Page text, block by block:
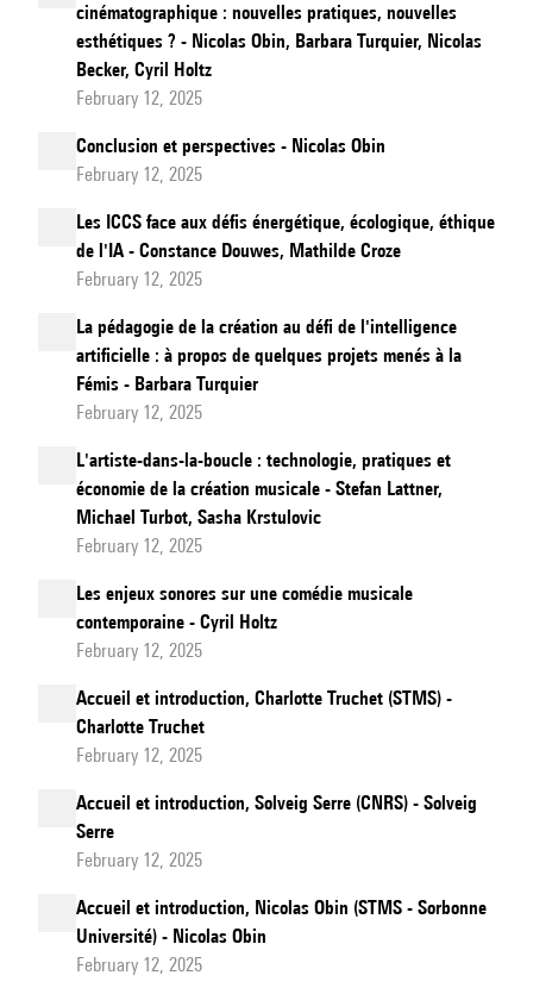
cinématographique : nouvelles pratiques, nouvelles
esthétiques ? - Nicolas Obin, Barbara Turquier, Nicolas
Becker, Cyril Holtz
February 12, 2025
Conclusion et perspectives - Nicolas Obin
February 12, 2025
Les ICCS face aux défis énergétique, écologique, éthique
de l'IA - Constance Douwes, Mathilde Croze
February 12, 2025
La pédagogie de la création au défi de l'intelligence
artificielle : à propos de quelques projets menés à la
Fémis - Barbara Turquier
February 12, 2025
L'artiste-dans-la-boucle : technologie, pratiques et
économie de la création musicale - Stefan Lattner,
Michael Turbot, Sasha Krstulovic
February 12, 2025
Les enjeux sonores sur une comédie musicale
contemporaine - Cyril Holtz
February 12, 2025
Accueil et introduction, Charlotte Truchet (STMS) -
Charlotte Truchet
February 12, 2025
Accueil et introduction, Solveig Serre (CNRS) - Solveig
Serre
February 12, 2025
Accueil et introduction, Nicolas Obin (STMS - Sorbonne
Université) - Nicolas Obin
February 12, 2025